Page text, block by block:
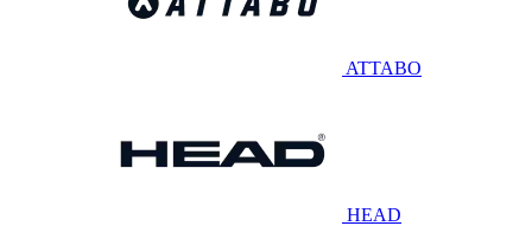
ATTABO
HEAD